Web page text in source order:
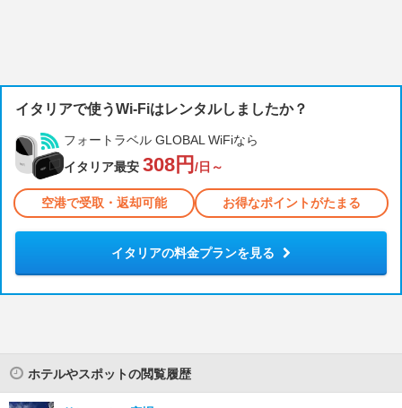
イタリアで使うWi-Fiはレンタルしましたか？
フォートラベル GLOBAL WiFiなら
イタリア最安 308円 /日～
空港で受取・返却可能 お得なポイントがたまる
イタリアの料金プランを見る
ホテルやスポットの閲覧履歴